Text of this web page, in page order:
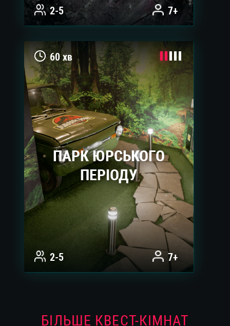
2-5 7+
60 хв
2-5 7+
ПАРК ЮРСЬКОГО
ПЕРІОДУ
БІЛЬШЕ КВЕСТ-КІМНАТ